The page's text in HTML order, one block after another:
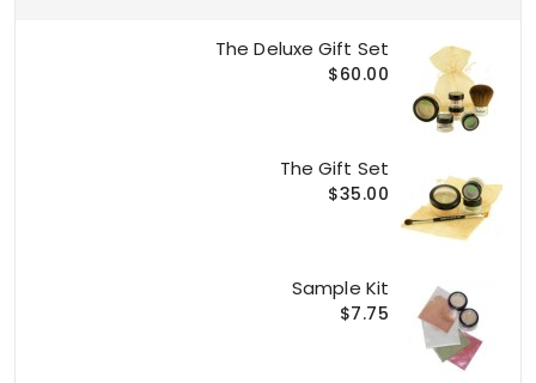
The Deluxe Gift Set
$60.00
The Gift Set
$35.00
Sample Kit
$7.75